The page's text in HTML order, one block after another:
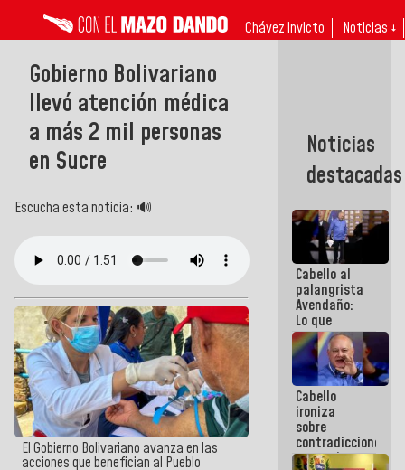
Chávez invicto Noticias ↓
Gobierno Bolivariano
llevó atención médica
a más 2 mil personas
en Sucre
Escucha esta noticia: 🔊
El Gobierno Bolivariano avanza en las
acciones que benefician al Pueblo
Noticias
destacadas
Cabello al
palangrista
Avendaño:
Lo que
vayas a
escribir
hazlo hoy
por que no
sabemos si
la semana
que viene
hay
programa
Cabello
ironiza
sobre
contradicciones
y mentiras